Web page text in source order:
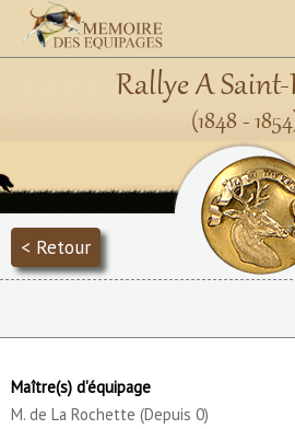
Rallye A
(1848 -
< Retour
Maître(s) d'équipage
M. de La Rochette (Depuis 0)